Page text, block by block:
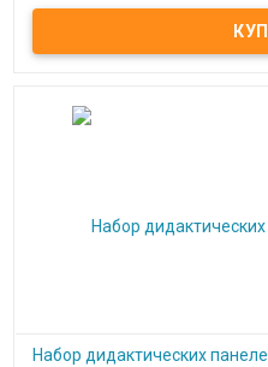
Дидактическая настенная
Набор дидактических